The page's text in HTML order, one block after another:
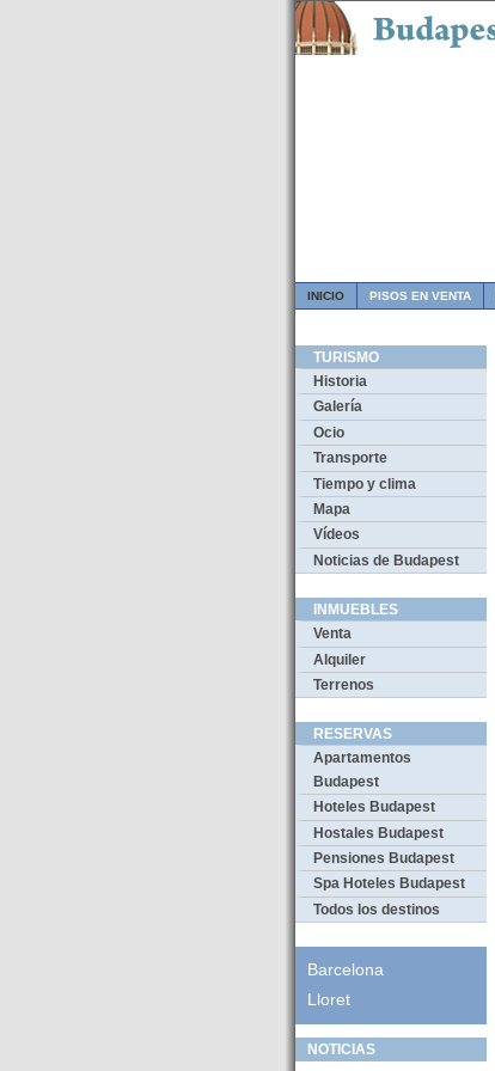
INICIO PISOS EN VENTA
TURISMO
Historia
Galería
Ocio
Transporte
Tiempo y clima
Mapa
Vídeos
Noticias de Budapest
INMUEBLES
Venta
Alquiler
Terrenos
RESERVAS
Apartamentos
Budapest
Hoteles Budapest
Hostales Budapest
Pensiones Budapest
Spa Hoteles Budapest
Todos los destinos
Barcelona
Lloret
NOTICIAS